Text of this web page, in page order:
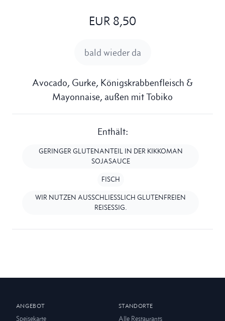
EUR 8,50
bald wieder da
Avocado, Gurke, Königskrabbenfleisch &
Mayonnaise, außen mit Tobiko
Enthält:
GERINGER GLUTENANTEIL IN DER KIKKOMAN
SOJASAUCE
FISCH
WIR NUTZEN AUSSCHLIESSLICH GLUTENFREIEN R
EISESSIG.
ANGEBOT
Speisekarte
STANDORTE
Alle Restaurants